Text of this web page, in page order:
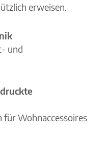
erweisen.
und
Wohnaccessoires